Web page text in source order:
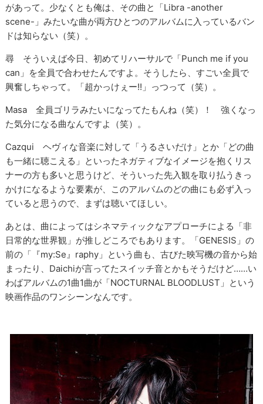
があって。少なくとも俺は、その曲と「Libra -another
scene-」みたいな曲が両方ひとつのアルバムに入っているバン
ドは知らない（笑）。
尋 そういえば今日、初めてリハーサルで「Punch me if you
can」を全員で合わせたんですよ。そうしたら、すごい全員で
興奮しちゃって。「超かっけぇー!!」っつって（笑）。
Masa 全員ゴリラみたいになってたもんね（笑）！ 強くなっ
た気分になる曲なんですよ（笑）。
Cazqui ヘヴィな音楽に対して「うるさいだけ」とか「どの曲
も一緒に聴こえる」といったネガティブなイメージを抱くリス
ナーの方も多いと思うけど、そういった先入観を取り払うきっ
かけになるような要素が、このアルバムのどの曲にも必ず入っ
ていると思うので、まずは聴いてほしい。
あとは、曲によってはシネマティックなアプローチによる「非
日常的な世界観」が推しどころでもあります。「GENESIS」の
前の「『my:Se』raphy」という曲も、古びた映写機の音から始
まったり、Daichiが言ってたスイッチ音とかもそうだけど……い
わばアルバムの1曲1曲が「NOCTURNAL BLOODLUST」という
映画作品のワンシーンなんです。